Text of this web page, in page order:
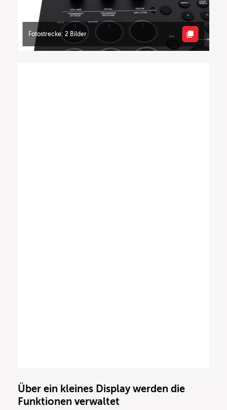
Fotostrecke: 2 Bilder
Über ein kleines Display werden die
Funktionen verwaltet